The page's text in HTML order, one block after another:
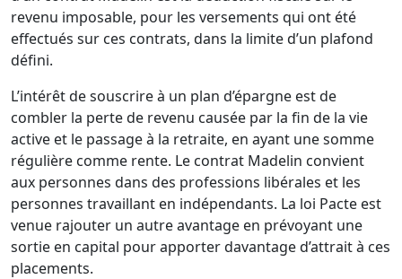
revenu imposable, pour les versements qui ont été
effectués sur ces contrats, dans la limite d’un plafond
défini.
L’intérêt de souscrire à un plan d’épargne est de
combler la perte de revenu causée par la fin de la vie
active et le passage à la retraite, en ayant une somme
régulière comme rente. Le contrat Madelin convient
aux personnes dans des professions libérales et les
personnes travaillant en indépendants. La loi Pacte est
venue rajouter un autre avantage en prévoyant une
sortie en capital pour apporter davantage d’attrait à ces
placements.